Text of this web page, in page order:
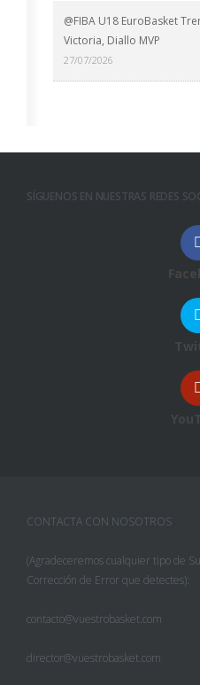
@FIBA U18 EuroBasket
Victoria, Diallo MVP
27/07/2026
SÍGUENOS EN NUESTRAS REDES
CONTACTA CON NOSOTROS
(Agradeceremos cualquier tipo de
Corrección de Error que detectes):
contacto@vuestrobasket.com
director@vuestrobasket.com